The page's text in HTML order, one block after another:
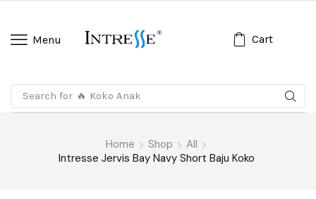
Menu Cart
Search for 🔥 Koko Anak
Home Shop
All
Intresse Jervis Bay Navy Short Baju Koko